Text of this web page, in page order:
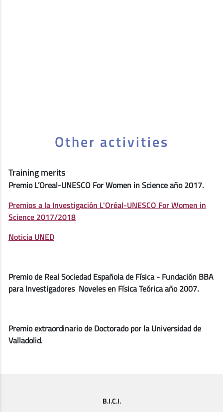
Other activities
Training merits
Premio L’Oreal-UNESCO For Women in Science año 2017.
Premios a la Investigación L'Oréal-UNESCO For Women in
Science 2017/2018
Noticia UNED
Premio de Real Sociedad Española de Física - Fundación BBA
para Investigadores Noveles en Física Teórica año 2007.
Premio extraordinario de Doctorado por la Universidad de
Valladolid.
B.I.C.I.